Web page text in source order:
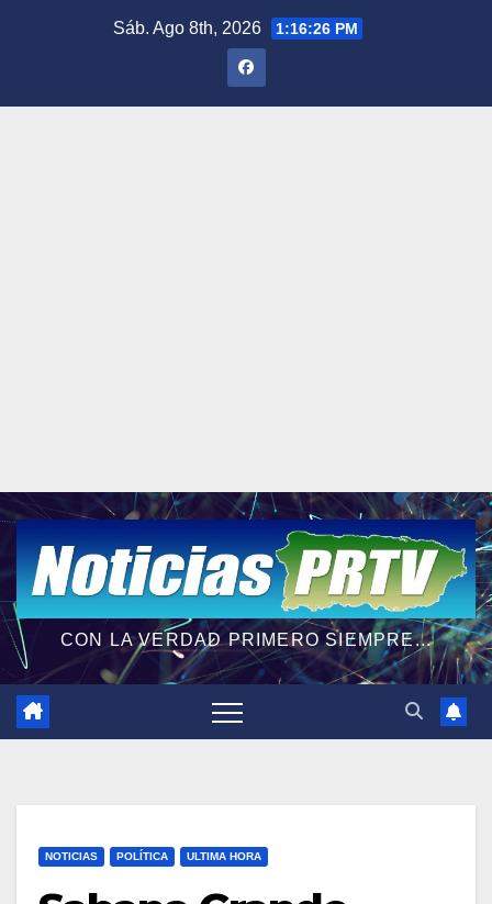
Sáb. Ago 8th, 2026 1:16:27 PM
CON LA VERDAD PRIMERO SIEMPRE...
NOTICIAS POLÍTICA ULTIMA HORA